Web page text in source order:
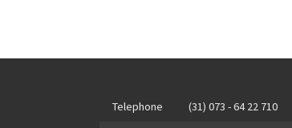
Telephone (31) 073 - 64 22 710